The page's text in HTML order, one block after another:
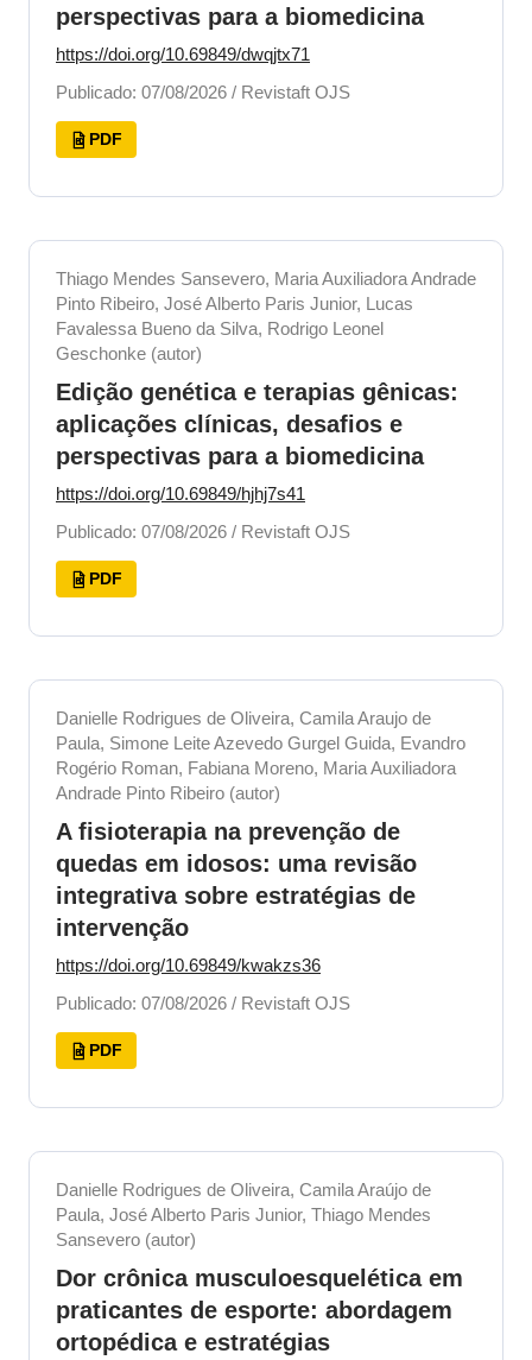
perspectivas para a biomedicina
https://doi.org/10.69849/dwqjtx71
Publicado: 07/08/2026 / Revistaft OJS
PDF
Thiago Mendes Sansevero, Maria Auxiliadora Andrade
Pinto Ribeiro, José Alberto Paris Junior, Lucas
Favalessa Bueno da Silva, Rodrigo Leonel
Geschonke (autor)
Edição genética e terapias gênicas:
aplicações clínicas, desafios e
perspectivas para a biomedicina
https://doi.org/10.69849/hjhj7s41
Publicado: 07/08/2026 / Revistaft OJS
PDF
Danielle Rodrigues de Oliveira, Camila Araujo de
Paula, Simone Leite Azevedo Gurgel Guida, Evandro
Rogério Roman, Fabiana Moreno, Maria Auxiliadora
Andrade Pinto Ribeiro (autor)
A fisioterapia na prevenção de
quedas em idosos: uma revisão
integrativa sobre estratégias de
intervenção
https://doi.org/10.69849/kwakzs36
Publicado: 07/08/2026 / Revistaft OJS
PDF
Danielle Rodrigues de Oliveira, Camila Araújo de
Paula, José Alberto Paris Junior, Thiago Mendes
Sansevero (autor)
Dor crônica musculoesquelética em
praticantes de esporte: abordagem
ortopédica e estratégias